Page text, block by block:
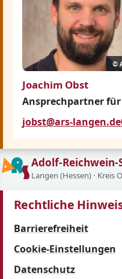
©
Joachim Obst
Ansprechpartner
jobst@ars-langen.de
Adolf-Reichwein-
Langen (Hessen) · Kreis
Rechtliche
Barrierefreiheit
Cookie-Einstellungen
Datenschutz